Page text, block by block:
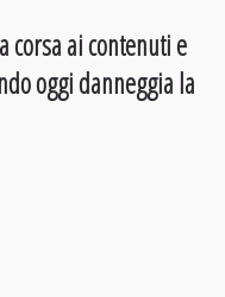
corsa ai contenuti e
oggi danneggia la